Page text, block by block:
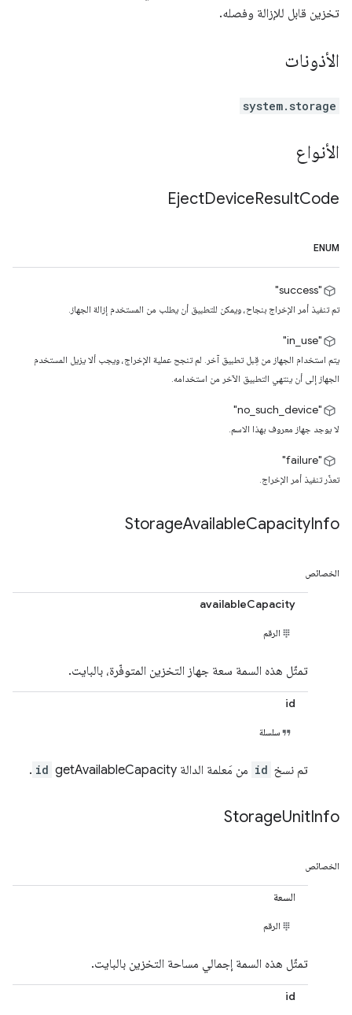
تخزين قابل للإزالة وفصله.
الأذونات
system.storage
الأنواع
EjectDeviceResultCode
ENUM
"success"
تم تنفيذ أمر الإخراج بنجاح، ويمكن للتطبيق أن يطلب من المستخدم إزالة الجهاز.
"in_use"
يتم استخدام الجهاز من قِبل تطبيق آخر. لم تنجح عملية الإخراج، ويجب ألا يزيل المستخدم
الجهاز إلى أن ينتهي التطبيق الآخر من استخدامه.
"no_such_device"
لا يوجد جهاز معروف بهذا الاسم.
"failure"
تعذّر تنفيذ أمر الإخراج.
StorageAvailableCapacityInfo
الخصائص
availableCapacity
الرقم
تمثّل هذه السمة سعة جهاز التخزين المتوفّرة، بالبايت.
id
سلسلة
تم نسخ id من مَعلمة الدالة getAvailableCapacity id
.
StorageUnitInfo
الخصائص
السعة
الرقم
تمثّل هذه السمة إجمالي مساحة التخزين بالبايت.
id